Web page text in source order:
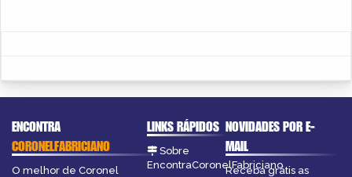
ENCONTRA
CORONELFABRICIANO
O melhor de Coronel
LINKS RÁPIDOS
Sobre
EncontraCoronelFabriciano
NOVIDADES POR E-
MAIL
Receba grátis as